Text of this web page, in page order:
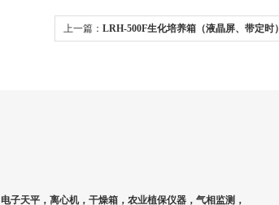
上一篇： LRH-500F生化培养箱（液晶屏、带定时）
电子天平，离心机，干燥箱，农业植保仪器，气相监测，